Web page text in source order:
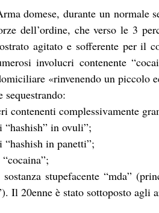
domese, durante un normale
dell’ordine, che verso le 3
agitato e sofferente per il
involucri contenente
«rinvenendo un piccolo
sequestrando:
contenenti complessivamente
in ovuli”;
in panetti”;
stupefacente “mda”
Il 20enne è stato sottoposto agli